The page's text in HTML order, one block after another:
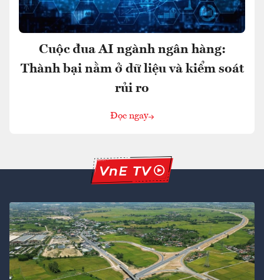
Cuộc đua AI ngành ngân hàng:
Thành bại nằm ở dữ liệu và kiểm soát
rủi ro
Đọc ngay